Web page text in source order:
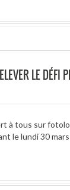
LE DÉFI
à tous sur
le lundi 30